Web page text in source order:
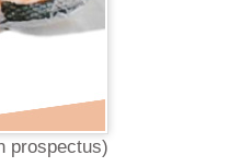
prospectus)